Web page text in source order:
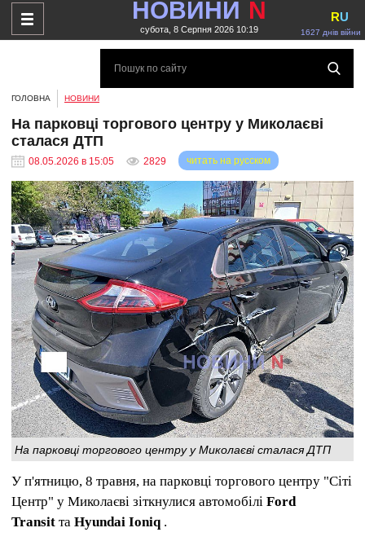
НОВИНИ N
субота, 8 Серпня 2026 10:19 1627 днів війни
RU
ГОЛОВНА НОВИНИ
На парковці торгового центру у Миколаєві
сталася ДТП
08.05.2026 в 15:05 2829 читать на русском
На парковці торгового центру у Миколаєві сталася ДТП
У п'ятницю, 8 травня, на парковці торгового центру "Сіті
Центр" у Миколаєві зіткнулися автомобілі Ford
Transit та Hyundai Ioniq .